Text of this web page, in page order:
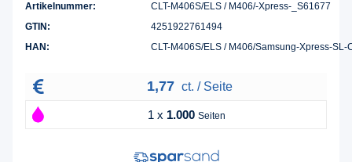
Artikelnummer:
CLT-M406S/ELS / M406/-Xpress-_S61677
GTIN:
4251922761494
HAN:
CLT-M406S/ELS / M406/Samsung-Xpress-SL-
1,77 ct. / Seite
1 x 1.000 Seiten